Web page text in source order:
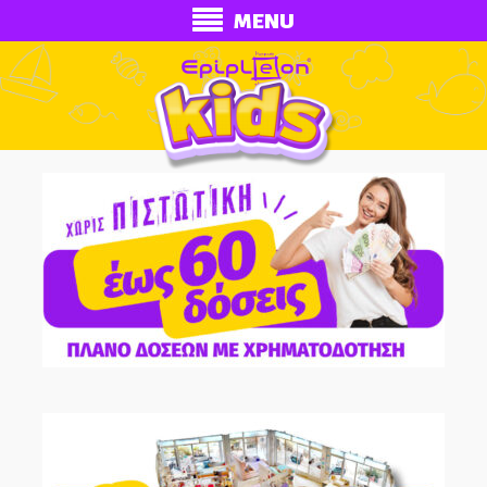
MENU
ECONOMY
Παιδικά Κρεβάτια
Παιδικές Κουκέτες